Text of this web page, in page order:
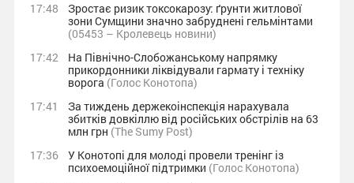
17:48
Зростає ризик токсокарозу: ґрунти житлової
зони Сумщини значно забруднені гельмінтами
(05453 – Кролевець новини)
17:42
На Північно-Слобожанському напрямку
прикордонники ліквідували гармату і техніку
ворога (Голос Конотопа)
17:41
За тиждень держекоінспекція нарахувала
збитків довкіллю від російських обстрілів на 63
млн грн (The Sumy Post)
17:36
У Конотопі для молоді провели тренінг із
психоемоційної підтримки (Голос Конотопа)